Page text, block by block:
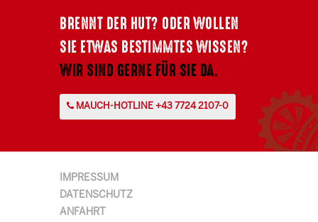
BRENNT DER HUT? ODER WOLLEN
SIE ETWAS BESTIMMTES WISSEN?
WIR SIND GERNE FÜR SIE DA.
MAUCH-HOTLINE +43 7724 2107-0
IMPRESSUM
DATENSCHUTZ
ANFAHRT